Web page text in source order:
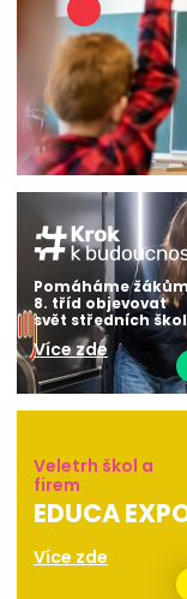
Pomáháme
8. tříd objevovat
svět středních
Více zde
Veletrh škol a
firem
EDUCA
Více zde